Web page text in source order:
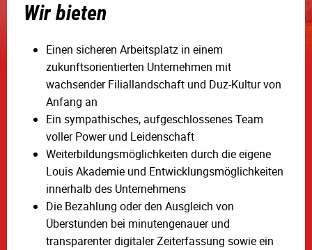
Wir bieten
Einen sicheren Arbeitsplatz in einem
zukunftsorientierten Unternehmen mit
wachsender Filiallandschaft und Duz-Kultur von
Anfang an
Ein sympathisches, aufgeschlossenes Team
voller Power und Leidenschaft
Weiterbildungsmöglichkeiten durch die eigene
Louis Akademie und Entwicklungsmöglichkeiten
innerhalb des Unternehmens
Die Bezahlung oder den Ausgleich von
Überstunden bei minutengenauer und
transparenter digitaler Zeiterfassung sowie ein